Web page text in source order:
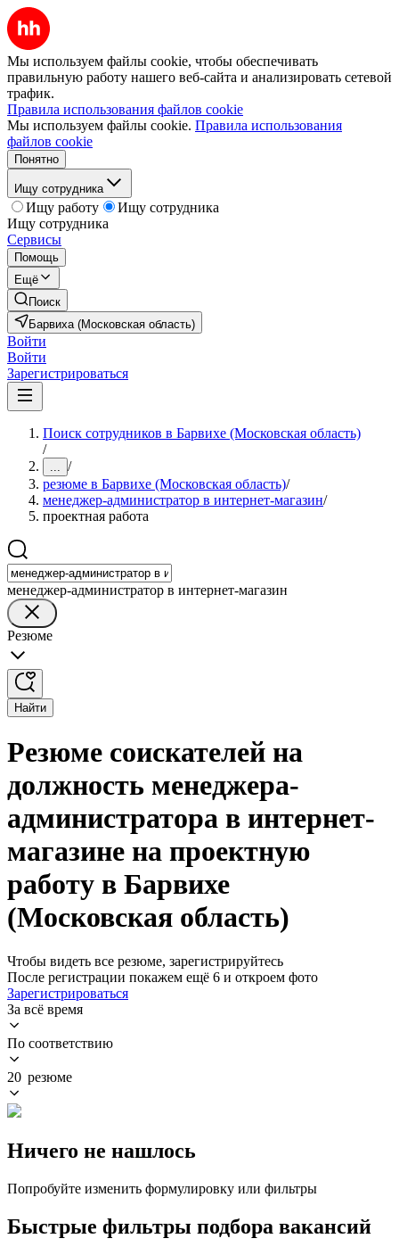
Мы используем файлы cookie, чтобы обеспечивать
правильную работу нашего веб-сайта и анализировать сетевой
трафик.
Правила использования файлов cookie
Мы используем файлы cookie. Правила использования
файлов cookie
Понятно
Ищу сотрудника
Ищу работу
Ищу сотрудника
Ищу сотрудника
Сервисы
Помощь
Ещё
Поиск
Барвиха (Московская область)
Войти
Войти
Зарегистрироваться
Поиск сотрудников в Барвихе (Московская область)
/
... /
резюме в Барвихе (Московская область)/
менеджер-администратор в интернет-магазин/
проектная работа
менеджер-администратор в интернет-магазин
Резюме
Найти
Резюме соискателей на
должность менеджера-
администратора в интернет-
магазине на проектную
работу в Барвихе
(Московская область)
Чтобы видеть все резюме, зарегистрируйтесь
После регистрации покажем ещё 6 и откроем фото
Зарегистрироваться
За всё время
По соответствию
20 резюме
Ничего не нашлось
Попробуйте изменить формулировку или фильтры
Быстрые фильтры подбора вакансий